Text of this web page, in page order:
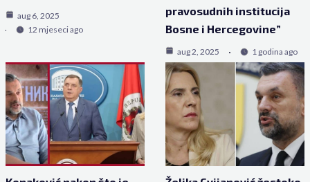
aug 6, 2025
12 mjeseci ago
pravosudnih institucija
Bosne i Hercegovine”
aug 2, 2025 1 godina ago